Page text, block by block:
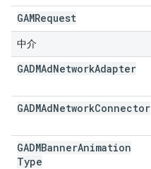
GAMRequest
中介
GADMAdNetworkAdapter
GADMAdNetworkConnector
GADMBannerAnimation
Type